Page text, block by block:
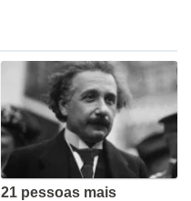
21 pessoas mais